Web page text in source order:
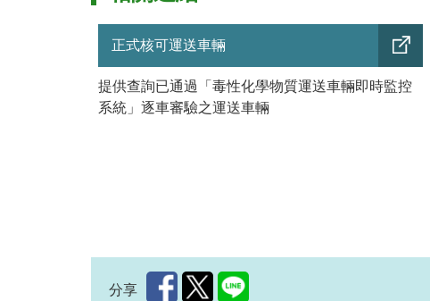
正式核可運送車輛
提供查詢已通過「毒性化學物質運送車輛即時監控
系統」逐車審驗之運送車輛
分享